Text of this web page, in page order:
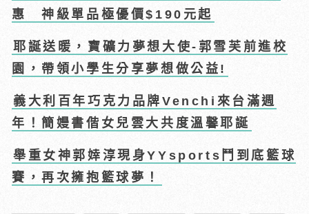
惠 神級單品極優價$190元起
耶誕送暖，寶礦力夢想大使-郭雪芙前進校
園，帶領小學生分享夢想做公益!
義大利百年巧克力品牌Venchi來台滿週
年！簡嫚書偕女兒雲大共度溫馨耶誕
舉重女神郭婞淳現身YYsports鬥到底籃球
賽，再次擁抱籃球夢！